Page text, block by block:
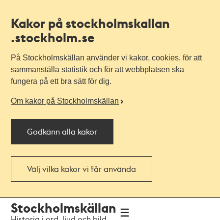
Kakor på stockholmskallan
.stockholm.se
På Stockholmskällan använder vi kakor, cookies, för att
sammanställa statistik och för att webbplatsen ska
fungera på ett bra sätt för dig.
Om kakor på Stockholmskällan
Godkänn alla kakor
Välj vilka kakor vi får använda
navigationen
huvudinnehållet
Stockholmskällan